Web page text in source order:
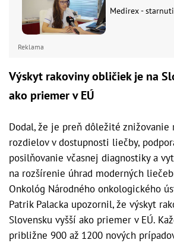
Medirex -
Reklama
Výskyt rakoviny obličiek je na
ako priemer v EÚ
Dodal, že je preň dôležité znižovanie
rozdielov v dostupnosti liečby,
posilňovanie včasnej diagnostiky a
na rozšírenie úhrad moderných
Onkológ Národného onkologického
Patrik Palacka upozornil, že výskyt
Slovensku vyšší ako priemer v EÚ.
približne 900 až 1200 nových